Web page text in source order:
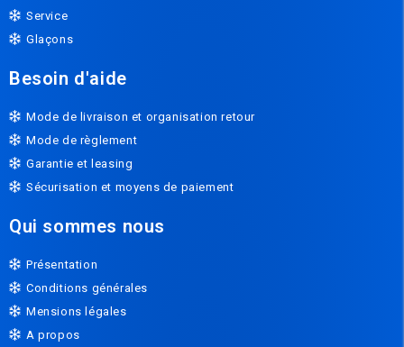
Service
Glaçons
Besoin d'aide
Mode de livraison et organisation retour
Mode de règlement
Garantie et leasing
Sécurisation et moyens de paiement
Qui sommes nous
Présentation
Conditions générales
Mensions légales
A propos